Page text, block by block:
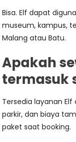
Bisa. Elf dapat
museum, kampus,
Malang atau Batu.
Apakah
termasuk
Tersedia layanan Elf
parkir, dan biaya
paket saat booking.